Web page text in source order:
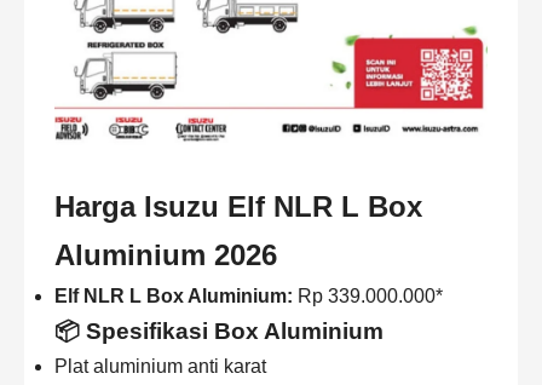
Harga Isuzu Elf NLR L Box
Aluminium 2026
Elf NLR L Box Aluminium: Rp 339.000.000*
📦 Spesifikasi Box Aluminium
Plat aluminium anti karat